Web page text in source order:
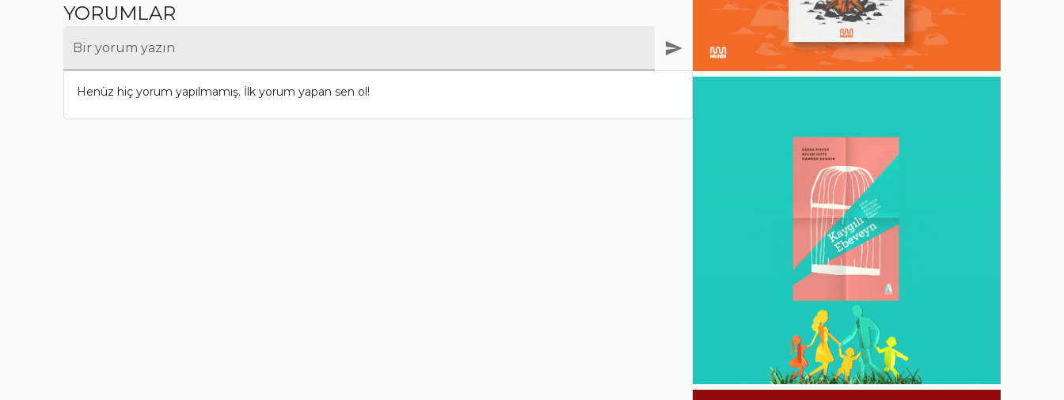
YORUMLAR
Bir yorum yazın
Henüz hiç yorum yapılmamış. İlk yorum yapan sen ol!